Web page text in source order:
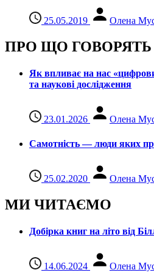
25.05.2019 Олена
ПРО ЩО ГОВОРЯТЬ
Як впливає на нас
та наукові дослідження
23.01.2026 Олена
Самотність — люди яких
25.02.2020 Олена
МИ ЧИТАЄМО
Добірка книг на літо від
14.06.2024 Олена